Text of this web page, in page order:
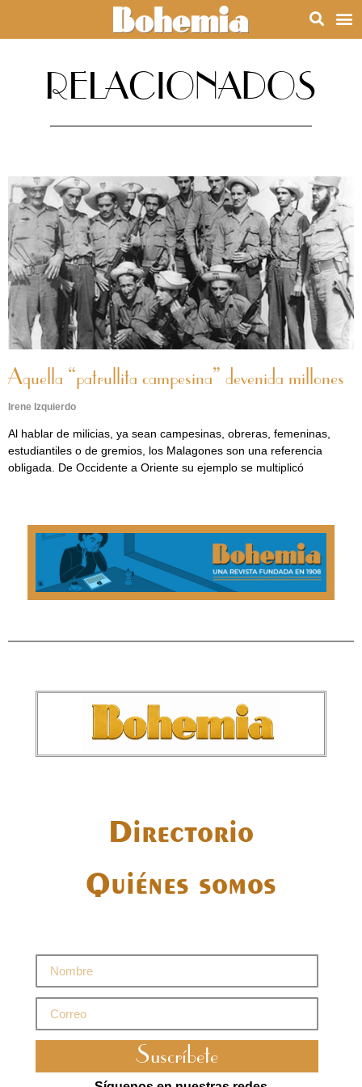
RELACIONADOS
Aquella “patrullita campesina” devenida millones
Irene Izquierdo
Al hablar de milicias, ya sean campesinas, obreras, femeninas,
estudiantiles o de gremios, los Malagones son una referencia
obligada. De Occidente a Oriente su ejemplo se multiplicó
Directorio
Quiénes somos
Suscríbete